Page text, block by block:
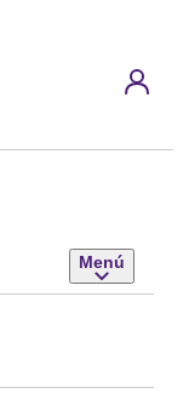
Menú